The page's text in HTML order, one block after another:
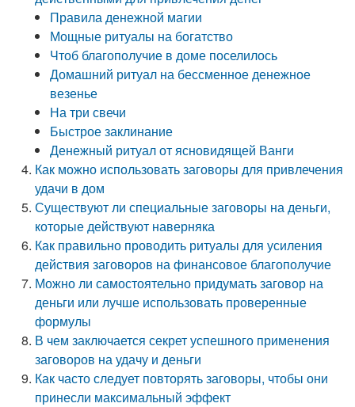
Правила денежной магии
Мощные ритуалы на богатство
Чтоб благополучие в доме поселилось
Домашний ритуал на бессменное денежное
везенье
На три свечи
Быстрое заклинание
Денежный ритуал от ясновидящей Ванги
Как можно использовать заговоры для привлечения
удачи в дом
Существуют ли специальные заговоры на деньги,
которые действуют наверняка
Как правильно проводить ритуалы для усиления
действия заговоров на финансовое благополучие
Можно ли самостоятельно придумать заговор на
деньги или лучше использовать проверенные
формулы
В чем заключается секрет успешного применения
заговоров на удачу и деньги
Как часто следует повторять заговоры, чтобы они
принесли максимальный эффект